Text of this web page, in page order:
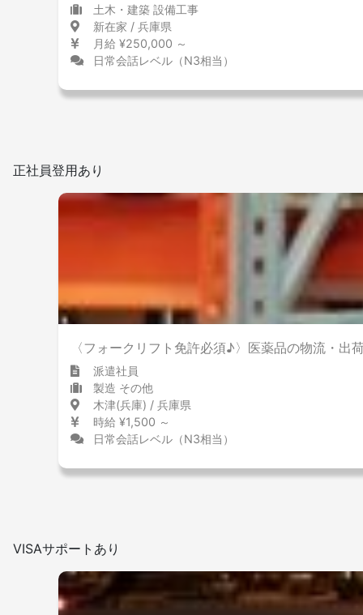
土木・建築 設備工事
新在家 / 兵庫県
月給 ¥250,000 ～
日常会話レベル（N3相当）
正社員登用あり
〈フォークリフト免許必須♪〉医薬品の物流・出
派遣社員
製造 その他
木津(兵庫) / 兵庫県
時給 ¥1,500 ～
日常会話レベル（N3相当）
VISAサポートあり